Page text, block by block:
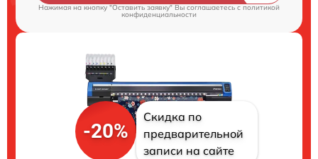
Нажимая на кнопку "Оставить заявку" Вы соглашаетесь cполитикой
конфиденциальности
-20%
Скидка по
предварительной
записи на сайте